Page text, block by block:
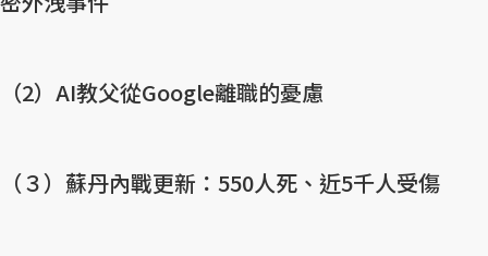
（2）AI教父從Google離職的憂慮
（３）蘇丹內戰更新：550人死、近5千人受傷